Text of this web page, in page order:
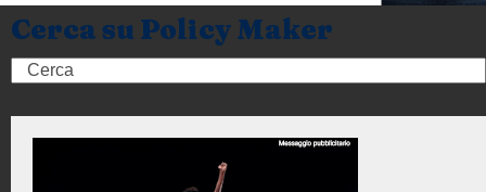
Cerca su Policy Maker
Search